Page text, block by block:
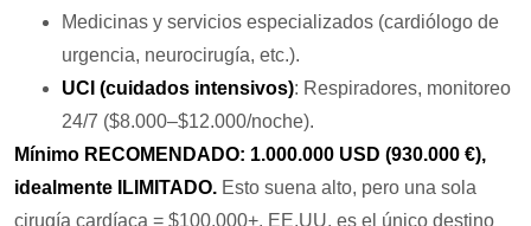
Medicinas y servicios especializados (cardiólogo de
urgencia, neurocirugía, etc.).
UCI (cuidados intensivos): Respiradores, monitoreo
24/7 ($8.000–$12.000/noche).
Mínimo RECOMENDADO: 1.000.000 USD (930.000 €),
idealmente ILIMITADO. Esto suena alto, pero una sola
cirugía cardíaca = $100.000+. EE.UU. es el único destino